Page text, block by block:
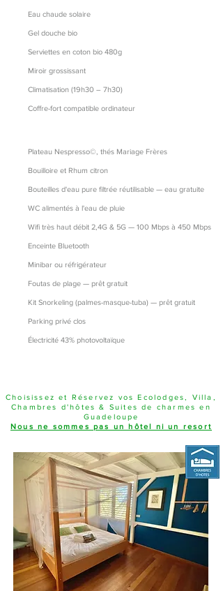
Eau chaude solaire
Gel douche bio
Serviettes en coton bio 480g
Miroir grossissant
Climatisation (19h30 – 7h30)
Coffre-fort compatible ordinateur
Plateau Nespresso©, thés Mariage Frères
Bouilloire et Rhum citron
Bouteilles d'eau pure filtrée réutilisable — eau gratuite
WC alimentés à l'eau de pluie
Wifi très haut débit 2,4G & 5G — 100 Mbps à 450 Mbps
Enceinte Bluetooth
Minibar ou réfrigérateur
Foutas de plage — prêt gratuit
Kit Snorkeling (palmes-masque-tuba) — prêt gratuit
Parking privé clos
Électricité 43% photovoltaïque
Choisissez et Réservez vos Ecolodges, Villa,
Chambres d'hôtes & Suites de charmes en
Guadeloupe
Nous ne sommes pas un hôtel ni un resort